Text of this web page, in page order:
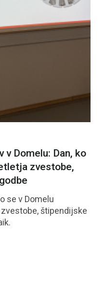
v Domelu: Dan, ko
zvestobe,
se v Domelu
štipendijske